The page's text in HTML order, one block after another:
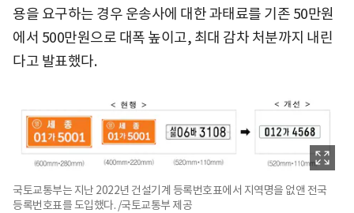
용을 요구하는 경우 운송사에 대한 과태료를 기존 50만원
에서 500만원으로 대폭 높이고, 최대 감차 처분까지 내린
다고 발표했다.
국토교통부는 지난 2022년 건설기계 등록번호표에서 지역명을 없앤 전국
등록번호표를 도입했다. /국토교통부 제공